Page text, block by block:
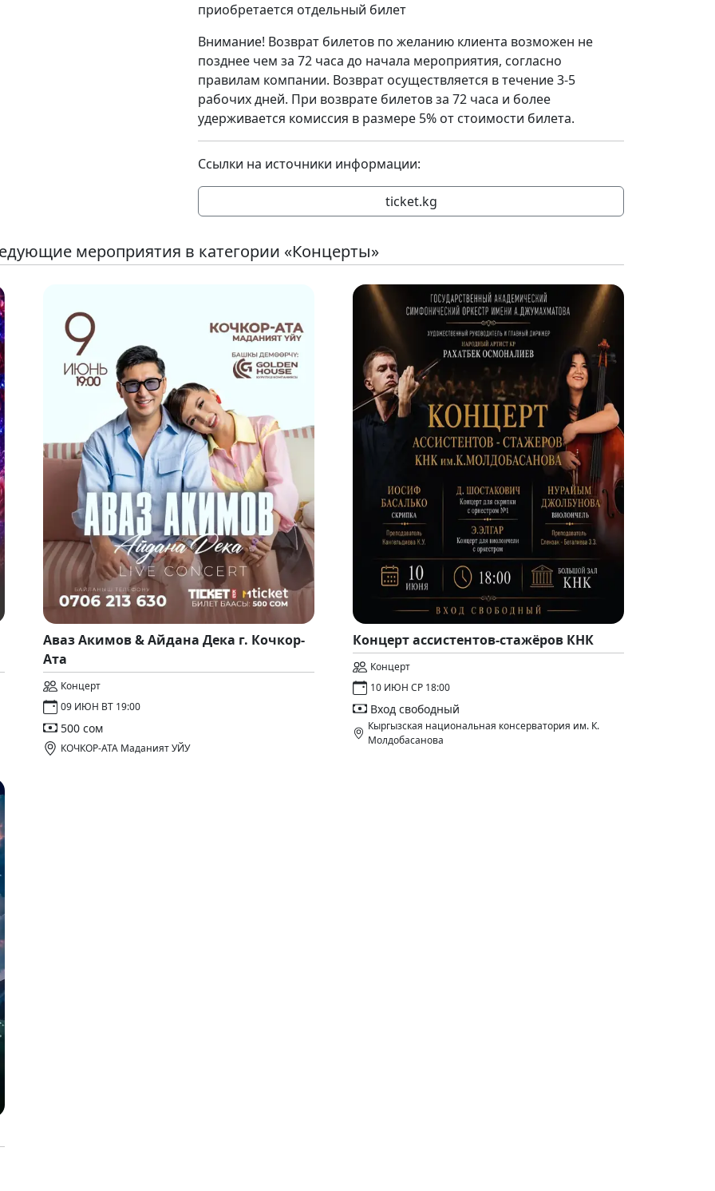
приобретается отдельный билет
Внимание! Возврат билетов по желанию клиента возможен не
позднее чем за 72 часа до начала мероприятия, согласно
правилам компании. Возврат осуществляется в течение 3-5
рабочих дней. При возврате билетов за 72 часа и более
удерживается комиссия в размере 5% от стоимости билета.
Ссылки на источники информации:
ticket.kg
мероприятия в категории «Концерты»
Аваз Акимов & Айдана Дека г. Кочкор-
Ата
Концерт
09 ИЮН ВТ 19:00
500 сом
КОЧКОР-АТА Маданият УЙУ
Концерт ассистентов-стажёров КНК
Концерт
10 ИЮН СР 18:00
Вход свободный
Кыргызская национальная консерватория им. К.
Молдобасанова